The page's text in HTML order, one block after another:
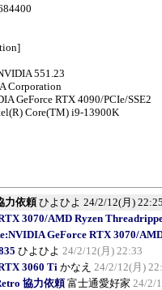
551.23
Corporation
GeForce RTX 4090/PCIe/SSE2
Core(TM) i9-13900K
力依頼 ひよひよ 24/2/12(月) 22:25
3070/AMD Ryzen
GeForce RTX 3070/
ひよひよ 24/2/12(月) 22:33
3060 Tiかなえ 24/2/12(月)
協力依頼富士通愛好家 24/2/